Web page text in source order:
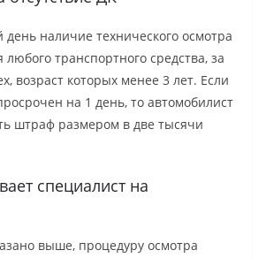
наличие технического осмотра
любого транспортного средства, за
возраст которых менее 3 лет. Если
на 1 день, то автомобилист
штраф размером в две тысячи
специалист на
выше, процедуру осмотра